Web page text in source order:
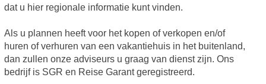
dat u hier regionale informatie kunt vinden.
Als u plannen heeft voor het kopen of verkopen en/of
huren of verhuren van een vakantiehuis in het buitenland,
dan zullen onze adviseurs u graag van dienst zijn. Ons
bedrijf is SGR en Reise Garant geregistreerd.